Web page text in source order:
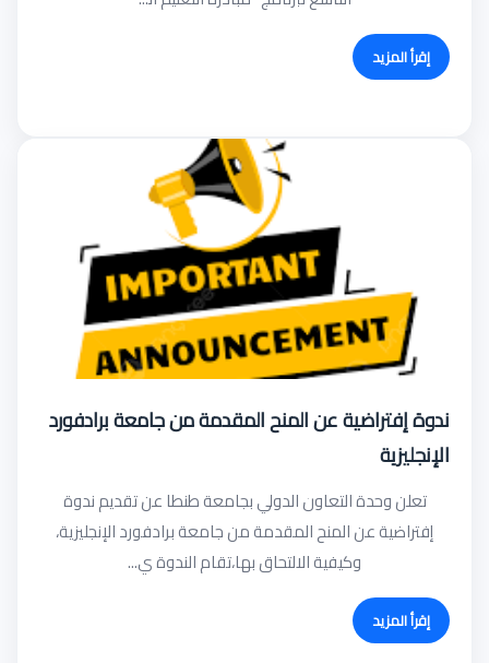
إقرأ المزيد
ندوة إفتراضية عن المنح المقدمة من جامعة برادفورد
الإنجليزية
تعلن وحدة التعاون الدولي بجامعة طنطا عن تقديم ندوة
إفتراضية عن المنح المقدمة من جامعة برادفورد الإنجليزية،
وكيفية الالتحاق بها،تقام الندوة ي...
إقرأ المزيد